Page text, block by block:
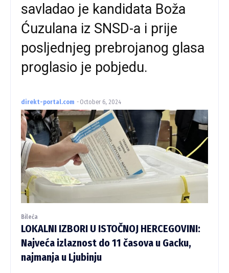
savladao je kandidata Boža
Ćuzulana iz SNSD-a i prije
posljednjeg prebrojanog glasa
proglasio je pobjedu.
direkt-portal.com - October 6, 2024
Bileća
LOKALNI IZBORI U ISTOČNOJ HERCEGOVINI:
Najveća izlaznost do 11 časova u Gacku,
najmanja u Ljubinju